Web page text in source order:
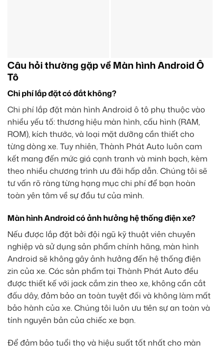
Câu hỏi thường gặp về Màn hình Android Ô
Tô
Chi phí lắp đặt có đắt không?
Chi phí lắp đặt màn hình Android ô tô phụ thuộc vào
nhiều yếu tố: thương hiệu màn hình, cấu hình (RAM,
ROM), kích thước, và loại mặt dưỡng cần thiết cho
từng dòng xe. Tuy nhiên, Thành Phát Auto luôn cam
kết mang đến mức giá cạnh tranh và minh bạch, kèm
theo nhiều chương trình ưu đãi hấp dẫn. Chúng tôi sẽ
tư vấn rõ ràng từng hạng mục chi phí để bạn hoàn
toàn yên tâm về sự đầu tư của mình.
Màn hình Android có ảnh hưởng hệ thống điện xe?
Nếu được lắp đặt bởi đội ngũ kỹ thuật viên chuyên
nghiệp và sử dụng sản phẩm chính hãng, màn hình
Android sẽ không gây ảnh hưởng đến hệ thống điện
zin của xe. Các sản phẩm tại Thành Phát Auto đều
được thiết kế với jack cắm zin theo xe, không cần cắt
đấu dây, đảm bảo an toàn tuyệt đối và không làm mất
bảo hành của xe. Chúng tôi luôn ưu tiên sự an toàn và
tính nguyên bản của chiếc xe bạn.
Để đảm bảo tuổi thọ và hiệu suất tốt nhất cho màn